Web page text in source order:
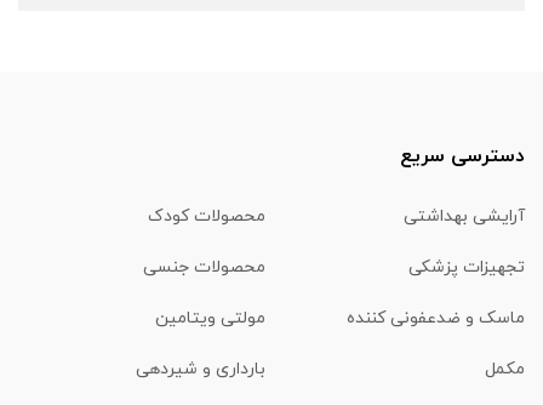
دسترسی سریع
آرایشی بهداشتی محصولات کودک
تجهیزات پزشکی محصولات جنسی
ماسک و ضدعفونی کننده مولتی ویتامین
مکمل بارداری و شیردهی